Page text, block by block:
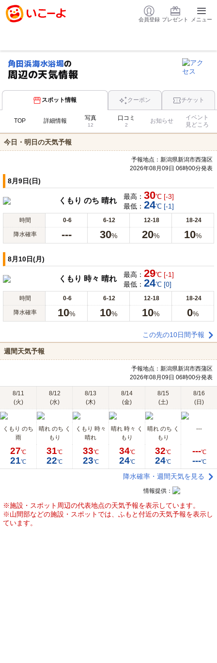
会員登録 プレゼント メニュー
角田浜海水浴場の
周辺の天気情報
スポット情報 クーポン チケット
TOP 詳細情報 写真
12
口コミ
2
お知らせ
イベント
見どころ
今日・明日の天気予報
予報地点：新潟県新潟市西蒲区
2026年08月09日 06時00分発表
8月9日(日)
くもり のち 晴れ 最高： 30℃ [-3]
最低： 24℃ [-1]
時間 0-6 6-12 12-18 18-24
降水確率 --- 30% 20% 10%
8月10日(月)
くもり 時々 晴れ 最高： 29℃ [-1]
最低： 24℃ [0]
時間 0-6 6-12 12-18 18-24
降水確率 10% 10% 10% 0%
この先の10日間予報
週間天気予報
予報地点：新潟県新潟市西蒲区
2026年08月09日 06時00分発表
8/11
(火)
8/12
(水)
8/13
(木)
8/14
(金)
8/15
(土)
8/16
(日)
くもり のち
雨
晴れ のち く
もり
くもり 時々
晴れ
晴れ 時々 く
もり
晴れ のち く
もり
---
27℃
21℃
31℃
22℃
33℃
23℃
34℃
24℃
32℃
24℃
---℃
---℃
降水確率・週間天気を見る
情報提供：
※施設・スポット周辺の代表地点の天気予報を表示しています。
※山間部などの施設・スポットでは、ふもと付近の天気予報を表示し
ています。